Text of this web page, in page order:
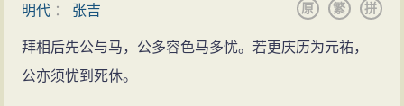
明代 ： 张吉 拼
繁
原
拜相后先公与马，公多容色马多忧。若更庆历为元祐，
公亦须忧到死休。